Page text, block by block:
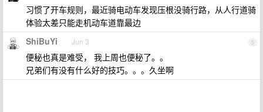
习惯了开车规则，最近骑电动车发现压根没骑行路，从人行道骑
体验太差只能走机动车道靠最边
5
ShiBuYi Jun 3
便秘也真是难受， 我上周也便秘了。。
兄弟们有没有什么好的技巧。。。久坐啊